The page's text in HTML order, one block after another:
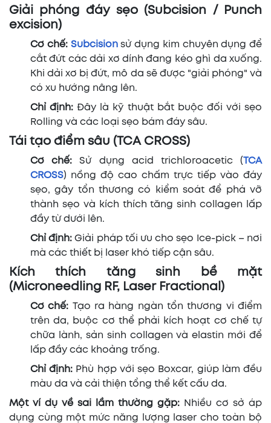
Giải phóng đáy sẹo (Subcision / Punch
excision)
Cơ chế: Subcision sử dụng kim chuyên dụng để
cắt đứt các dải xơ dính đang kéo ghì da xuống.
Khi dải xơ bị đứt, mô da sẽ được "giải phóng" và
có xu hướng nâng lên.
Chỉ định:Đây là kỹ thuật bắt buộc đối với sẹo
Rolling và các loại sẹo bám đáy sâu.
Tái tạo điểm sâu (TCA CROSS)
Cơ chế:Sử dụng acid trichloroacetic (TCA
CROSS) nồng độ cao chấm trực tiếp vào đáy
sẹo, gây tổn thương có kiểm soát để phá vỡ
thành sẹo và kích thích tăng sinh collagen lấp
đầy từ dưới lên.
Chỉ định:Giải pháp tối ưu cho sẹo Ice-pick – nơi
mà các thiết bị laser khó tiếp cận sâu.
Kích thích tăng sinh bề mặt
(Microneedling RF, Laser Fractional)
Cơ chế: Tạo ra hàng ngàn tổn thương vi điểm
trên da, buộc cơ thể phải kích hoạt cơ chế tự
chữa lành, sản sinh collagen và elastin mới để
lấp đầy các khoảng trống.
Chỉ định: Phù hợp với sẹo Boxcar, giúp làm đều
màu da và cải thiện tổng thể kết cấu da.
Một ví dụ về sai lầm thường gặp: Nhiều cơ sở áp
dụng cùng một mức năng lượng laser cho toàn bộ